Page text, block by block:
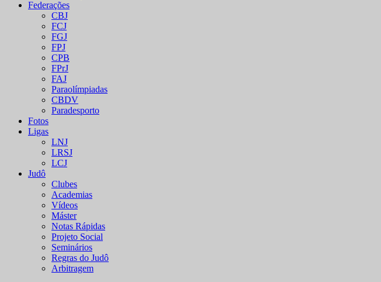
Federações
CBJ
FCJ
FGJ
FPJ
CPB
FPrJ
FAJ
Paraolímpiadas
CBDV
Paradesporto
Fotos
Ligas
LNJ
LRSJ
LCJ
Judô
Clubes
Academias
Vídeos
Máster
Notas Rápidas
Projeto Social
Seminários
Regras do Judô
Arbitragem